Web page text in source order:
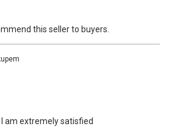
this seller to buyers.
am extremely satisfied